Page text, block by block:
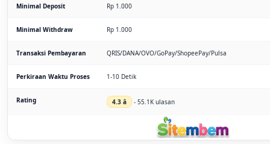
Minimal Deposit Rp 1.000
Minimal Withdraw Rp 1.000
Transaksi Pembayaran QRIS/DANA/OVO/GoPay/ShopeePay/Pulsa
Perkiraan Waktu Proses 1-10 Detik
Rating 4.3 â­ - 55.1K ulasan